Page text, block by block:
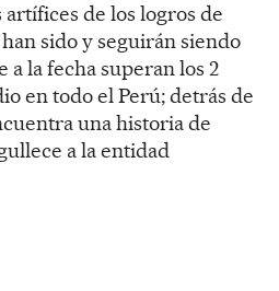
de los logros de
sido y seguirán siendo
a la fecha superan los 2
en todo el Perú; detrás de
una historia de
a la entidad